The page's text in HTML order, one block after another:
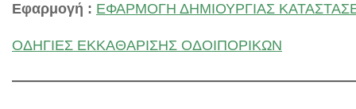
Εφαρμογή : ΕΦΑΡΜΟΓΗ ΔΗΜΙΟΥΡΓΙΑΣ
ΟΔΗΓΙΕΣ ΕΚΚΑΘΑΡΙΣΗΣ ΟΔΟΙΠΟΡΙΚΩΝ